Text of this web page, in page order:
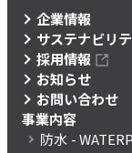
企業情報
サステナビリ
採用情報
お知らせ
お問い合わせ
事業内容
防水 -